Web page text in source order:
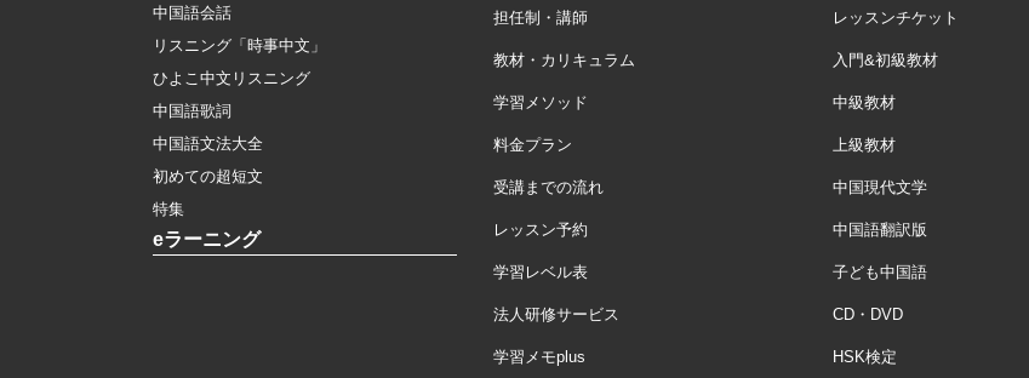
中国語会話
リスニング「時事中文」
ひよこ中文リスニング
中国語歌詞
中国語文法大全
初めての超短文
特集
eラーニング
担任制・講師
教材・カリキュラム
学習メソッド
料金プラン
受講までの流れ
レッスン予約
学習レベル表
法人研修サービス
学習メモplus
レッスンチケット
入門&初級教材
中級教材
上級教材
中国現代文学
中国語翻訳版
子ども中国語
CD・DVD
HSK検定